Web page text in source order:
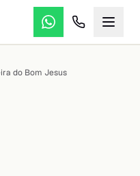
do Bom Jesus